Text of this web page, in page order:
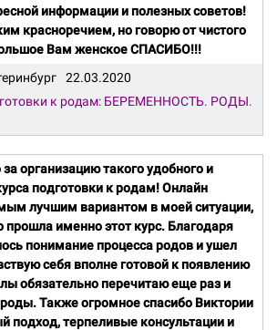
информации и полезных советов!
красноречием, но говорю от чистого
Вам женское СПАСИБО!!!
22.03.2020
к родам: БЕРЕМЕННОСТЬ. РОДЫ.
организацию такого удобного и
подготовки к родам! Онлайн
лучшим вариантом в моей ситуации,
прошла именно этот курс. Благодаря
понимание процесса родов и ушел
себя вполне готовой к появлению
обязательно перечитаю еще раз и
Также огромное спасибо Виктории
подход, терпеливые консультации и